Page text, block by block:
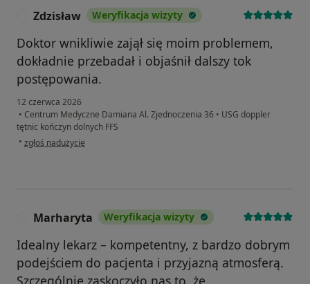
Zdzisław Weryfikacja wizyty
Doktor wnikliwie zajął się moim problemem,
dokładnie przebadał i objaśnił dalszy tok
postępowania.
12 czerwca 2026
• Centrum Medyczne Damiana Al. Zjednoczenia 36 • USG doppler
tętnic kończyn dolnych FFS
• w opinii użytkownika Zdzisław
zgłoś nadużycie
Marharyta Weryfikacja wizyty
Idealny lekarz – kompetentny, z bardzo dobrym
podejściem do pacjenta i przyjazną atmosferą.
Szczególnie zaskoczyło nas to, że